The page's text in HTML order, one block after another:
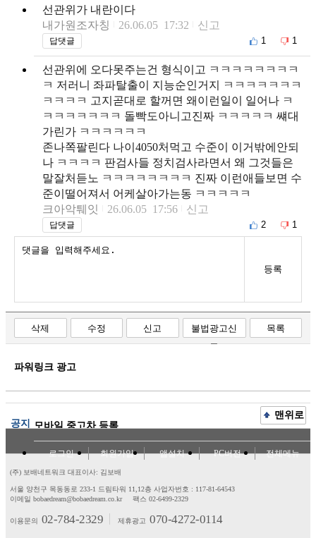
선관위가 내란이다
내가원조자칭
26.06.05 17:32 신고
답댓글 1 1
선관위에 오다못주는건 형식이고 ㅋㅋㅋㅋㅋㅋㅋㅋ
ㅋ 저러니 좌파탈출이 지능순인거지 ㅋㅋㅋㅋㅋㅋㅋ
ㅋㅋㅋㅋ 고지곧대로 할꺼면 왜이런일이 일어나 ㅋ
ㅋㅋㅋㅋㅋㅋㅋ 돌빡도아니고진짜 ㅋㅋㅋㅋㅋ 썌대
가린가 ㅋㅋㅋㅋㅋㅋ
존나쪽팔린다 나이4050처먹고 수준이 이거밖에안되
나 ㅋㅋㅋㅋ 판검사들 정치검사라면서 왜 그것들은
말잘처듣노 ㅋㅋㅋㅋㅋㅋㅋㅋ 진짜 이런애들보면 수
준이떨어져서 어케살아가는동 ㅋㅋㅋㅋㅋ
크아악퉤잇
26.06.05 17:56 신고
답댓글 2 1
등록
삭제 수정 신고
불법광고신
고
목록
파워링크 광고
공지 모바일 중고차 등록
맨위로
로그인 회원가입 앱설치 PC버전 전체메뉴
(주) 보배네트워크 대표이사: 김보배
서울 양천구 목동동로 233-1 드림타워 11,12층 사업자번호 : 117-81-64543
이메일 bobaedream@bobaedream.co.kr
팩스 02-6499-2329
이용문의 02-784-2329 제휴광고 070-4272-0114